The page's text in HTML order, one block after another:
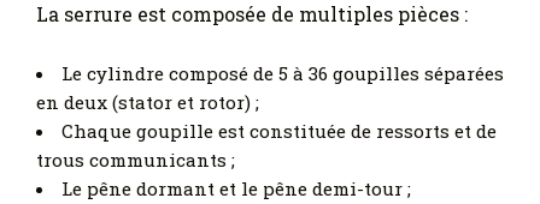
La serrure est composée de multiples pièces :
Le cylindre composé de 5 à 36 goupilles séparées
en deux (stator et rotor) ;
Chaque goupille est constituée de ressorts et de
trous communicants ;
Le pêne dormant et le pêne demi-tour ;